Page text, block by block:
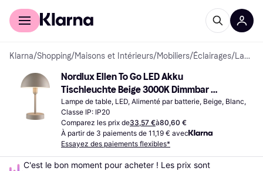
Acheter avec Klarna
Klarna/Shopping/Maisons et Intérieurs/Mobiliers/Éclairages/ Lampes de table
Nordlux Ellen To Go LED Akku
Tischleuchte Beige 3000K Dimmbar
Lampe de table
Lampe de table, LED, Alimenté par batterie, Beige, Blanc,
Classe IP: IP20
Comparez les prix de33,57 €à80,60 €
À partir de 3 paiements de 11,19 € avec
Essayez des paiements flexibles*
C'est le bon moment pour acheter ! Les prix sont